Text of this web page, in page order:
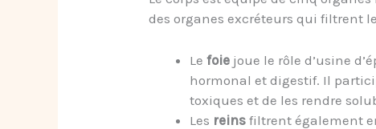
des organes excréteurs qui filtrent
Lefoie joue le rôle d’usine
hormonal et digestif. Il
toxiques et de les rendre
Les reins filtrent également